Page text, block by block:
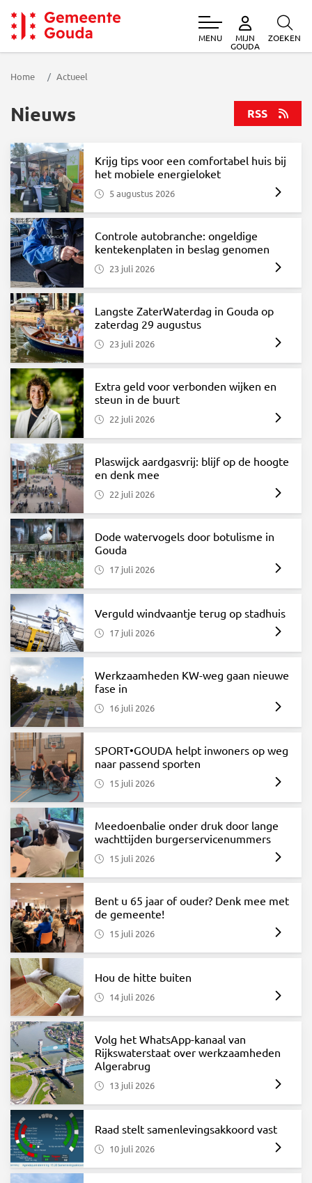
Gemeente Gouda
MENU MIJN
GOUDA
ZOEKEN
Home Actueel
Nieuws RSS
Krijg tips voor een comfortabel huis bij
het mobiele energieloket
5 augustus 2026
Controle autobranche: ongeldige
kentekenplaten in beslag genomen
23 juli 2026
Langste ZaterWaterdag in Gouda op
zaterdag 29 augustus
23 juli 2026
Extra geld voor verbonden wijken en
steun in de buurt
22 juli 2026
Plaswijck aardgasvrij: blijf op de hoogte
en denk mee
22 juli 2026
Dode watervogels door botulisme in
Gouda
17 juli 2026
Verguld windvaantje terug op stadhuis
17 juli 2026
Werkzaamheden KW-weg gaan nieuwe
fase in
16 juli 2026
SPORT•GOUDA helpt inwoners op weg
naar passend sporten
15 juli 2026
Meedoenbalie onder druk door lange
wachttijden burgerservicenummers
15 juli 2026
Bent u 65 jaar of ouder? Denk mee met
de gemeente!
15 juli 2026
Hou de hitte buiten
14 juli 2026
Volg het WhatsApp-kanaal van
Rijkswaterstaat over werkzaamheden
Algerabrug
13 juli 2026
Raad stelt samenlevingsakkoord vast
10 juli 2026